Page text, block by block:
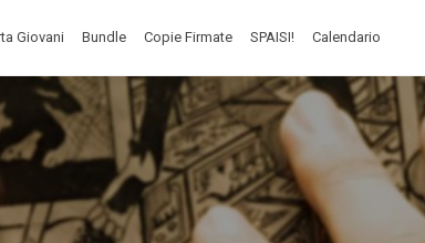
Giovani Bundle Copie Firmate SPAISI! Calendario